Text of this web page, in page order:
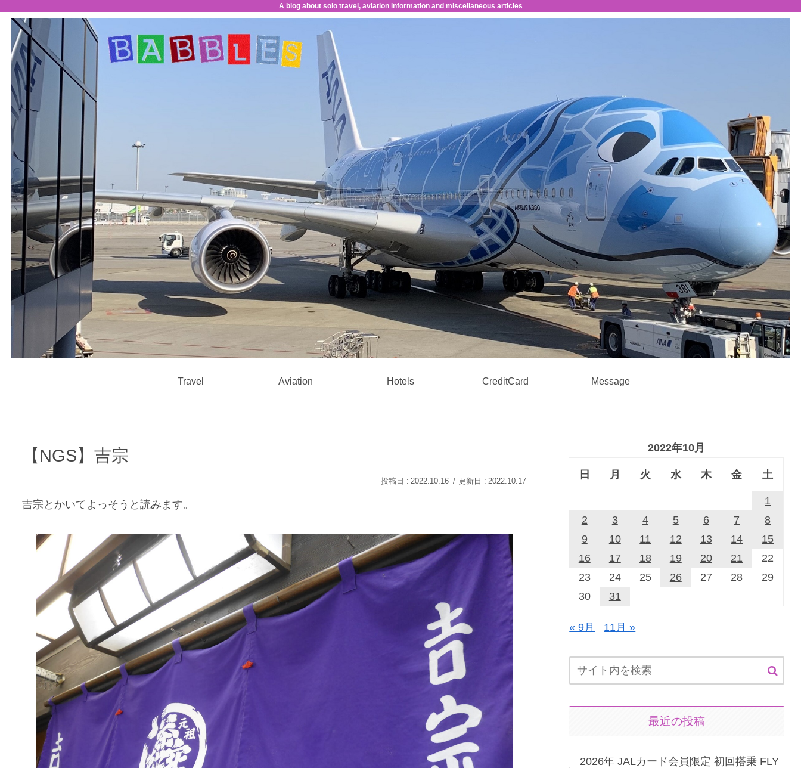
A blog about solo travel, aviation information and miscellaneous articles
Travel Aviation Hotels CreditCard Message
【NGS】吉宗
2022.10.16 2022.10.17
吉宗とかいてよっそうと読みます。
2022年10月
日 月 火 水 木 金 土
1
2
3 4 5 6 7
8
9
10 11 12 13 14
15
16
17 18 19 20 21
22
23
24 25 26 27 28
29
30
31
« 9月 11月 »
最近の投稿
2026年 JALカード会員限定 初回搭乗 FLY